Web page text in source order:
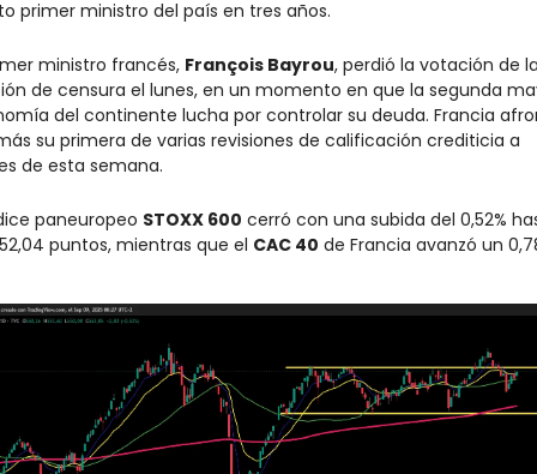
primer ministro del país en tres años.
ministro francés, François Bayrou, perdió la votación de
de censura el lunes, en un momento en que la segunda
del continente lucha por controlar su deuda. Francia
su primera de varias revisiones de calificación crediticia a
de esta semana.
paneuropeo STOXX 600 cerró con una subida del 0,52%
puntos, mientras que el CAC 40 de Francia avanzó un